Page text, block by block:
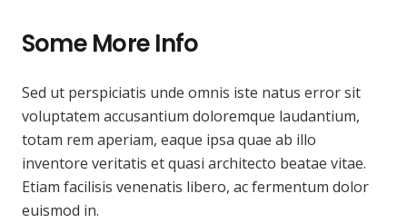
Some More Info
Sed ut perspiciatis unde omnis iste natus error sit
voluptatem accusantium doloremque laudantium,
totam rem aperiam, eaque ipsa quae ab illo
inventore veritatis et quasi architecto beatae vitae.
Etiam facilisis venenatis libero, ac fermentum dolor
euismod in.